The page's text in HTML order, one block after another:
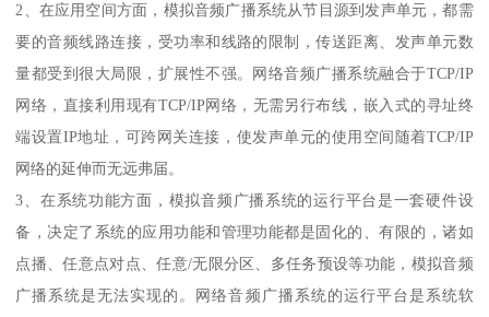
2、在应用空间方面，模拟音频广播系统从节目源到发声单元，都需
要的音频线路连接，受功率和线路的限制，传送距离、发声单元数
量都受到很大局限，扩展性不强。网络音频广播系统融合于TCP/IP
网络，直接利用现有TCP/IP网络，无需另行布线，嵌入式的寻址终
端设置IP地址，可跨网关连接，使发声单元的使用空间随着TCP/IP
网络的延伸而无远弗届。
3、在系统功能方面，模拟音频广播系统的运行平台是一套硬件设
备，决定了系统的应用功能和管理功能都是固化的、有限的，诸如
点播、任意点对点、任意/无限分区、多任务预设等功能，模拟音频
广播系统是无法实现的。网络音频广播系统的运行平台是系统软